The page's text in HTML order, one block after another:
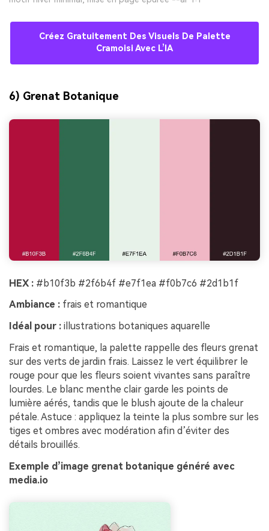
Créez Gratuitement Des Visuels De Palette
Cramoisi Avec L’IA
6) Grenat Botanique
HEX : #b10f3b #2f6b4f #e7f1ea #f0b7c6 #2d1b1f
Ambiance : frais et romantique
Idéal pour : illustrations botaniques aquarelle
Frais et romantique, la palette rappelle des fleurs grenat
sur des verts de jardin frais. Laissez le vert équilibrer le
rouge pour que les fleurs soient vivantes sans paraître
lourdes. Le blanc menthe clair garde les points de
lumière aérés, tandis que le blush ajoute de la chaleur
pétale. Astuce : appliquez la teinte la plus sombre sur les
tiges et ombres avec modération afin d’éviter des
détails brouillés.
Exemple d’image grenat botanique généré avec
media.io